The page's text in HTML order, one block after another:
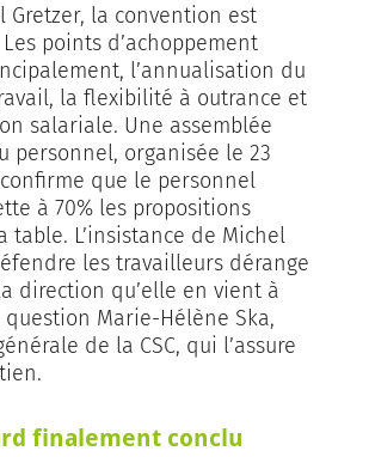
Gretzer, la convention est
points d’achoppement
l’annualisation du
la flexibilité à outrance et
salariale. Une assemblée
personnel, organisée le 23
que le personnel
à 70% les propositions
table. L’insistance de Michel
les travailleurs dérange
direction qu’elle en vient à
Marie-Hélène Ska,
de la CSC, qui l’assure
finalement conclu